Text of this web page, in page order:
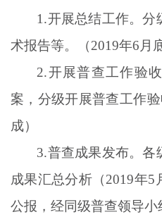
1.开展总结工作。分
术报告等。（2019年6月
2.开展普查工作验
案，分级开展普查工作
成）
3.普查成果发布。各
成果汇总分析（2019年
公报，经同级普查领导